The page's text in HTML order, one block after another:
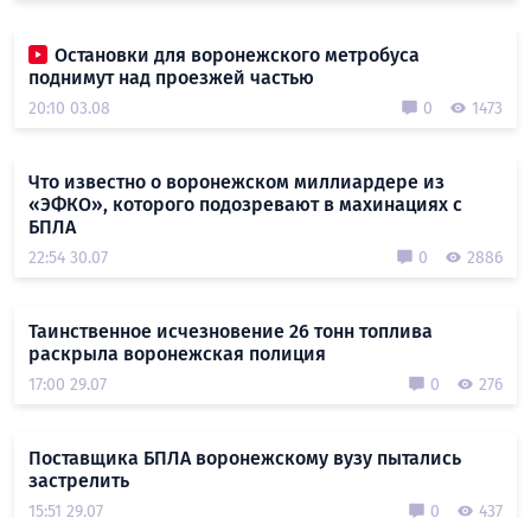
Остановки для воронежского метробуса
поднимут над проезжей частью
20:10 03.08 0 1473
Что известно о воронежском миллиардере из
«ЭФКО», которого подозревают в махинациях с
БПЛА
22:54 30.07 0 2886
Таинственное исчезновение 26 тонн топлива
раскрыла воронежская полиция
17:00 29.07 0 276
Поставщика БПЛА воронежскому вузу пытались
застрелить
15:51 29.07 0 437